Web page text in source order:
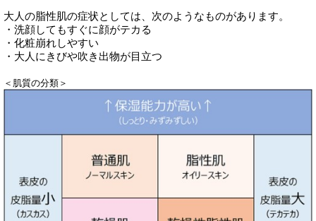
大人の脂性肌の症状としては、次のようなものがあります。
・洗顔してもすぐに顔がテカる
・化粧崩れしやすい
・大人にきびや吹き出物が目立つ
＜肌質の分類＞